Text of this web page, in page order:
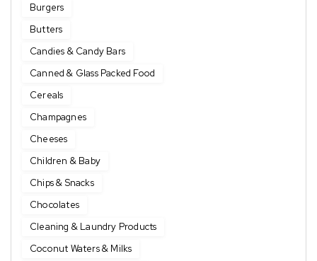
Burgers
Butters
Candies & Candy Bars
Canned & Glass Packed Food
Cereals
Champagnes
Cheeses
Children & Baby
Chips & Snacks
Chocolates
Cleaning & Laundry Products
Coconut Waters & Milks